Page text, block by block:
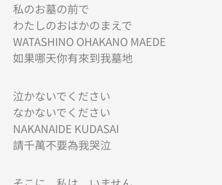
私のお墓の前で
わたしのおはかのまえで
WATASHINO OHAKANO MAEDE
如果哪天你有來到我墓地
泣かないでください
なかないでください
NAKANAIDE KUDASAI
請千萬不要為我哭泣